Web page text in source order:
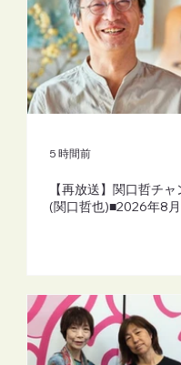
【再放送】リー
(月)19:30
【再放送】関口哲チ
(関口哲也)■2026年8
5 時間前